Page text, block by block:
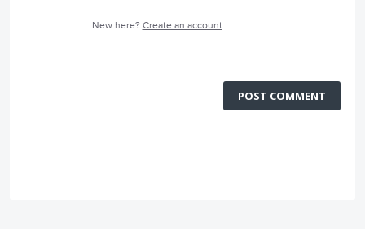
New here? Create an account
POST COMMENT